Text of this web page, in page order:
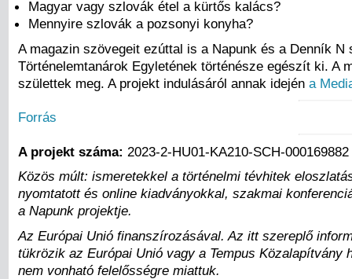
Magyar vagy szlovák étel a kürtős kalács?
Mennyire szlovák a pozsonyi konyha?
A magazin szövegeit ezúttal is a Napunk és a Denník
Történelemtanárok Egyletének történésze egészít ki.
születtek meg. A projekt indulásáról annak idején a
Forrás
A projekt száma: 2023-2-HU01-KA210-SCH-000169882
Közös múlt: ismeretekkel a történelmi tévhitek
nyomtatott és online kiadványokkal, szakmai
a Napunk projektje.
Az Európai Unió finanszírozásával. Az itt szereplő
tükrözik az Európai Unió vagy a Tempus
nem vonható felelősségre miattuk.